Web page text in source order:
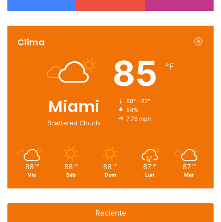
Clima
Miami
Scattered Clouds
85 ℉
88º - 82º
84%
7.76 mph
88 ℉
Vie
88 ℉
Sáb
88 ℉
Dom
87 ℉
Lun
87 ℉
Mar
Reciente